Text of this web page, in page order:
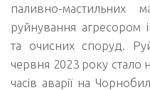
паливно-мастильних
руйнування агресором
та очисних споруд.
червня 2023 року стало
часів аварії на